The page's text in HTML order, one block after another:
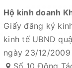
Hộ kinh doanh
Giấy đăng ký
kinh tế UBND
ngày 23/12/2009